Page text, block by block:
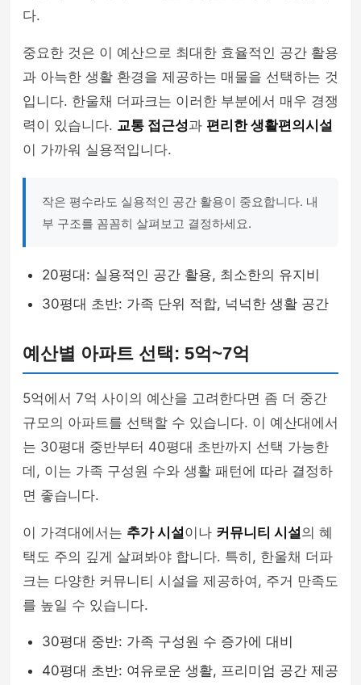
다.
중요한 것은 이 예산으로 최대한 효율적인 공간 활용
과 아늑한 생활 환경을 제공하는 매물을 선택하는 것
입니다. 한울채 더파크는 이러한 부분에서 매우 경쟁
력이 있습니다. 교통 접근성과 편리한 생활편의시설
이 가까워 실용적입니다.
작은 평수라도 실용적인 공간 활용이 중요합니다. 내
부 구조를 꼼꼼히 살펴보고 결정하세요.
20평대: 실용적인 공간 활용, 최소한의 유지비
30평대 초반: 가족 단위 적합, 넉넉한 생활 공간
예산별 아파트 선택: 5억~7억
5억에서 7억 사이의 예산을 고려한다면 좀 더 중간
규모의 아파트를 선택할 수 있습니다. 이 예산대에서
는 30평대 중반부터 40평대 초반까지 선택 가능한
데, 이는 가족 구성원 수와 생활 패턴에 따라 결정하
면 좋습니다.
이 가격대에서는 추가 시설이나 커뮤니티 시설의 혜
택도 주의 깊게 살펴봐야 합니다. 특히, 한울채 더파
크는 다양한 커뮤니티 시설을 제공하여, 주거 만족도
를 높일 수 있습니다.
30평대 중반: 가족 구성원 수 증가에 대비
40평대 초반: 여유로운 생활, 프리미엄 공간 제공